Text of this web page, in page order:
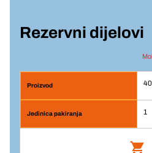
Rezervni dijelovi
1